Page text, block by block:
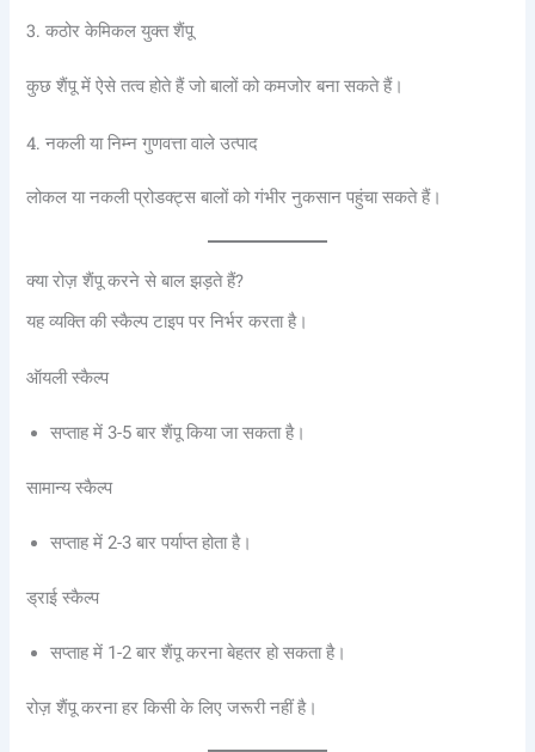
3. कठोर केमिकल युक्त शैंपू
कुछ शैंपू में ऐसे तत्व होते हैं जो बालों को कमजोर बना सकते हैं।
4. नकली या निम्न गुणवत्ता वाले उत्पाद
लोकल या नकली प्रोडक्ट्स बालों को गंभीर नुकसान पहुंचा सकते हैं।
क्या रोज़ शैंपू करने से बाल झड़ते हैं?
यह व्यक्ति की स्कैल्प टाइप पर निर्भर करता है।
ऑयली स्कैल्प
सप्ताह में 3-5 बार शैंपू किया जा सकता है।
सामान्य स्कैल्प
सप्ताह में 2-3 बार पर्याप्त होता है।
ड्राई स्कैल्प
सप्ताह में 1-2 बार शैंपू करना बेहतर हो सकता है।
रोज़ शैंपू करना हर किसी के लिए जरूरी नहीं है।